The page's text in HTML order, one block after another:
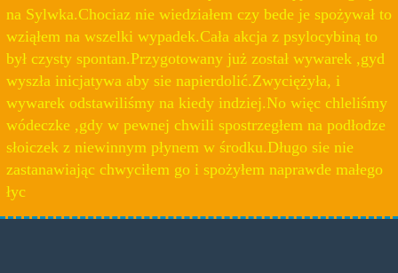
na Sylwka.Chociaz nie wiedziałem czy bede je spożywał to
wziąłem na wszelki wypadek.Cała akcja z psylocybiną to
był czysty spontan.Przygotowany już został wywarek ,gyd
wyszła inicjatywa aby sie napierdolić.Zwyciężyła, i
wywarek odstawiliśmy na kiedy indziej.No więc chleliśmy
wódeczke ,gdy w pewnej chwili spostrzegłem na podłodze
słoiczek z niewinnym płynem w środku.Długo sie nie
zastanawiając chwyciłem go i spożyłem naprawde małego
łyc